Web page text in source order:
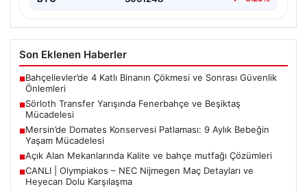
Son Eklenen Haberler
■Bahçelievler’de 4 Katlı Binanın Çökmesi ve Sonrası Güvenlik
Önlemleri
■Sörloth Transfer Yarışında Fenerbahçe ve Beşiktaş
Mücadelesi
■Mersin’de Domates Konservesi Patlaması: 9 Aylık Bebeğin
Yaşam Mücadelesi
■Açık Alan Mekanlarında Kalite ve bahçe mutfağı Çözümleri
■CANLI | Olympiakos – NEC Nijmegen Maç Detayları ve
Heyecan Dolu Karşılaşma